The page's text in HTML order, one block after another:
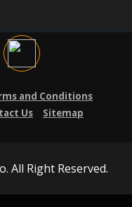
and Conditions
Us Sitemap
All Right Reserved.